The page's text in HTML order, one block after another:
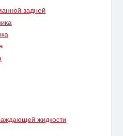
задней
жидкости